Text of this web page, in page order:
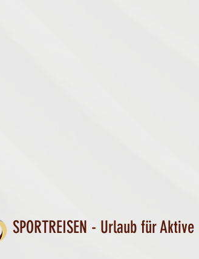
SPORTREISEN - Urlaub für Aktive